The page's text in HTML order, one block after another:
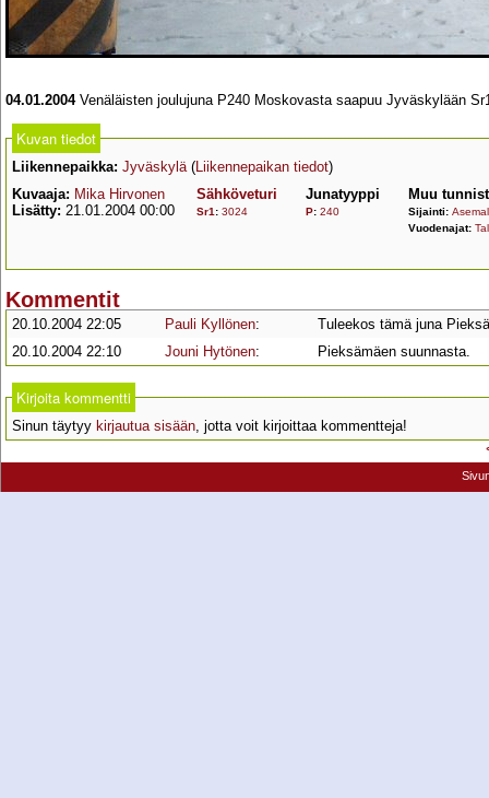
04.01.2004Venäläisten joulujuna P240 Moskovasta saapuu Jyväskylään
Kuvan tiedot
Liikennepaikka: Jyväskylä(Liikennepaikan tiedot)
Kuvaaja: Mika Hirvonen
Lisätty: 21.01.2004 00:00
Sähköveturi
Sr1 : 3024
Junatyyppi
P: 240
Muu
Sijainti:
Vuodenajat:
Kommentit
20.10.2004 22:05 Pauli Kyllönen:
Tuleekos tämä juna
20.10.2004 22:10
Jouni Hytönen: Pieksämäen suunnasta.
Kirjoita kommentti
Sinun täytyy kirjautua sisään, jotta voit kirjoittaa kommentteja!